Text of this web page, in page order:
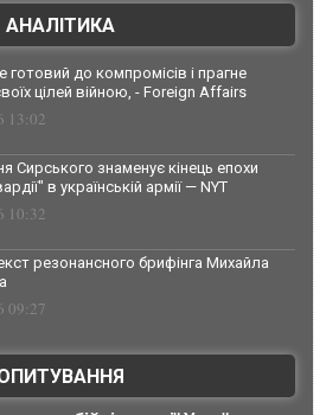
АНАЛІТИКА
готовий до компромісів і прагне
цілей війною, - Foreign Affairs
13:02
Сирського знаменує кінець епохи
в українській армії — NYT
10:32
резонансного брифінга Михайла
09:27